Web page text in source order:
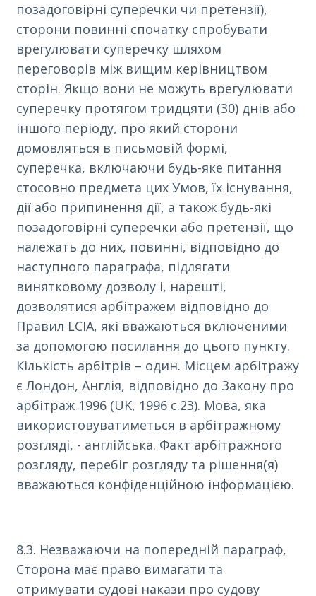
позадоговірні суперечки чи претензії),
сторони повинні спочатку спробувати
врегулювати суперечку шляхом
переговорів між вищим керівництвом
сторін. Якщо вони не можуть врегулювати
суперечку протягом тридцяти (30) днів або
іншого періоду, про який сторони
домовляться в письмовій формі,
суперечка, включаючи будь-яке питання
стосовно предмета цих Умов, їх існування,
дії або припинення дії, а також будь-які
позадоговірні суперечки або претензії, що
належать до них, повинні, відповідно до
наступного параграфа, підлягати
винятковому дозволу і, нарешті,
дозволятися арбітражем відповідно до
Правил LCIA, які вважаються включеними
за допомогою посилання до цього пункту.
Кількість арбітрів – один. Місцем арбітражу
є Лондон, Англія, відповідно до Закону про
арбітраж 1996 (UK, 1996 c.23). Мова, яка
використовуватиметься в арбітражному
розгляді, - англійська. Факт арбітражного
розгляду, перебіг розгляду та рішення(я)
вважаються конфіденційною інформацією.
8.3. Незважаючи на попередній параграф,
Сторона має право вимагати та
отримувати судові накази про судову